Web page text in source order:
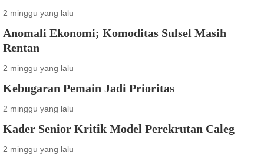
2 minggu yang lalu
Anomali Ekonomi; Komoditas Sulsel Masih
Rentan
2 minggu yang lalu
Kebugaran Pemain Jadi Prioritas
2 minggu yang lalu
Kader Senior Kritik Model Perekrutan Caleg
2 minggu yang lalu